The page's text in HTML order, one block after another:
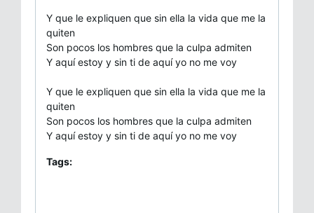
Y que le expliquen que sin ella la vida que me la
quiten
Son pocos los hombres que la culpa admiten
Y aquí estoy y sin ti de aquí yo no me voy
Y que le expliquen que sin ella la vida que me la
quiten
Son pocos los hombres que la culpa admiten
Y aquí estoy y sin ti de aquí yo no me voy
Tags: